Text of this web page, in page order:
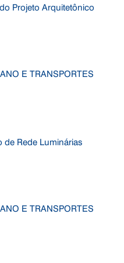
Projeto Arquitetônico
de Rede Luminárias